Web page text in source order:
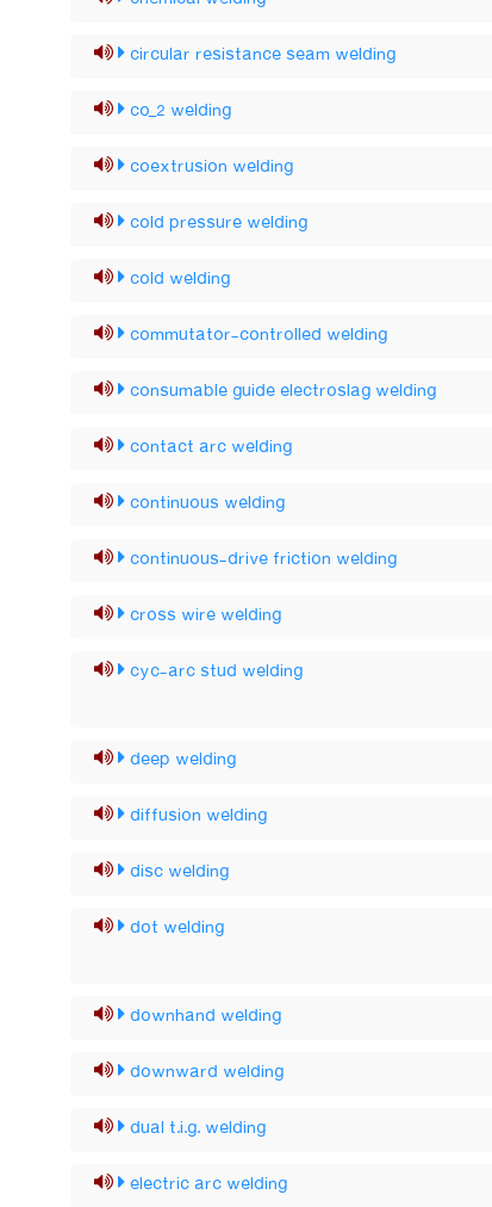
circular resistance seam welding
co_2 welding
coextrusion welding
cold pressure welding
cold welding
commutator-controlled welding
consumable guide electroslag welding
contact arc welding
continuous welding
continuous-drive friction welding
cross wire welding
cyc-arc stud welding
deep welding
diffusion welding
disc welding
dot welding
downhand welding
downward welding
dual t.i.g. welding
electric arc welding